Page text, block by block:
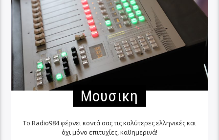
Μουσικη
Το Radio984 φέρνει κοντά σας τις καλύτερες ελληνικές και
όχι μόνο επιτυχίες, καθημερινά!